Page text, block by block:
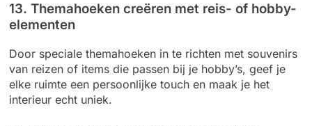
13. Themahoeken creëren met reis- of hobby-
elementen
Door speciale themahoeken in te richten met souvenirs
van reizen of items die passen bij je hobby’s, geef je
elke ruimte een persoonlijke touch en maak je het
interieur echt uniek.